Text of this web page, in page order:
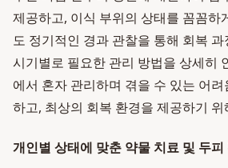
제공하고, 이식 부위의 상태를 꼼꼼하
도 정기적인 경과 관찰을 통해 회복
시기별로 필요한 관리 방법을 상세히
에서 혼자 관리하며 겪을 수 있는 어
하고, 최상의 회복 환경을 제공하기
개인별 상태에 맞춘 약물 치료 및 두피